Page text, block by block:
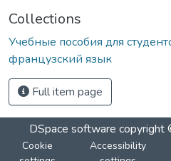
Collections
Учебные пособия для
французский язык
Full item page
DSpace software
Cookie
Accessibility